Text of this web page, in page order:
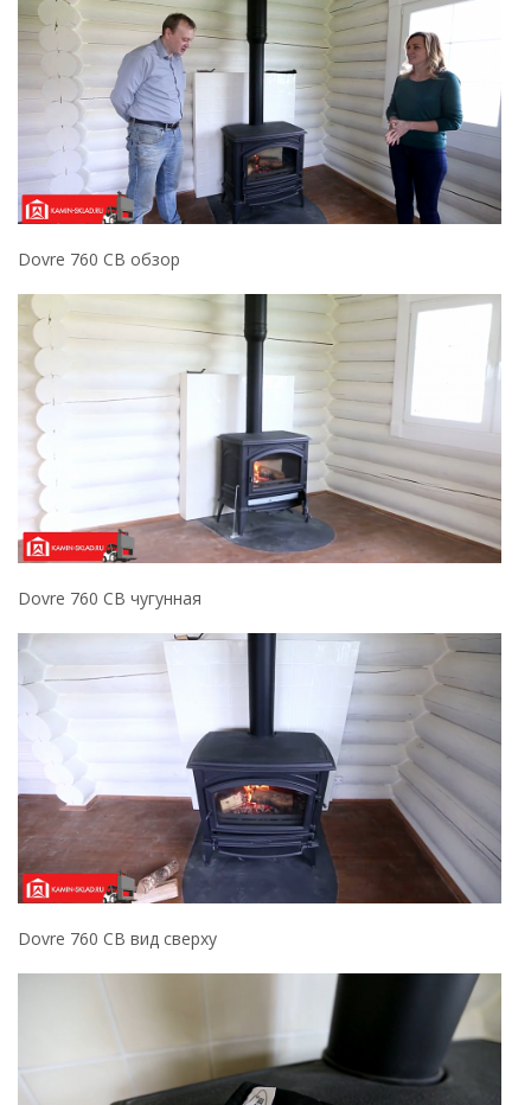
Dovre 760 CB обзор
Dovre 760 CB чугунная
Dovre 760 CB вид сверху